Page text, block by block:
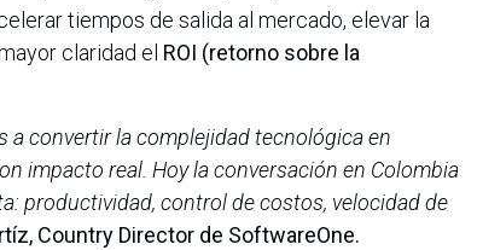
tiempos de salida al mercado, elevar la
claridad el ROI (retorno sobre la
a convertir la complejidad tecnológica en
impacto real. Hoy la conversación en Colombia
productividad, control de costos, velocidad de
Country Director de SoftwareOne.